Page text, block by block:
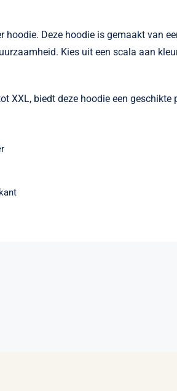
hoodie. Deze hoodie is gemaakt van
Kies uit een scala aan
XXL, biedt deze hoodie een